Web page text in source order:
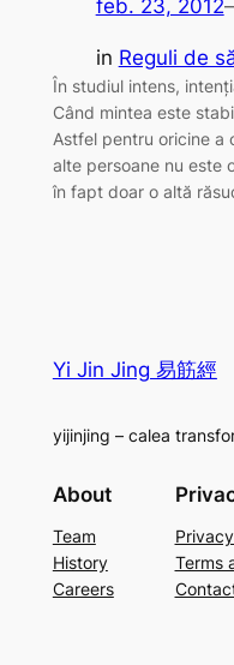
feb. 23, 2012
in Reguli de
În studiul intens,
Când mintea este
Astfel pentru oricine a
alte persoane nu este
în fapt doar o altă
Yi Jin Jing 易筋經
yijinjing – calea
About
Team
History
Careers
Terms